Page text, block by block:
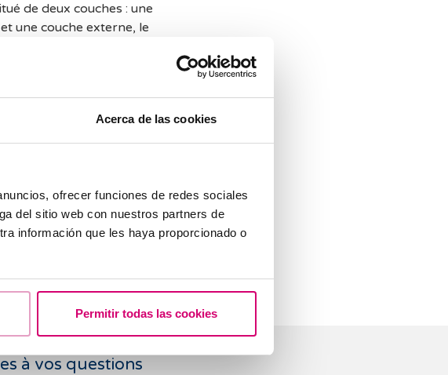
Acerca de las cookies
ofrecer funciones de redes sociales
del sitio web con nuestros partners de
información que les haya proporcionado o
Permitir todas las cookies
de deux couches : une
une couche externe, le
qu’il soit préférable d’attendre
ne renvoie aucun écho
de l’utérus, plus
grossesse n’est pas
de l’utérus. Sa taille et sa
de la grossesse.
à vos questions